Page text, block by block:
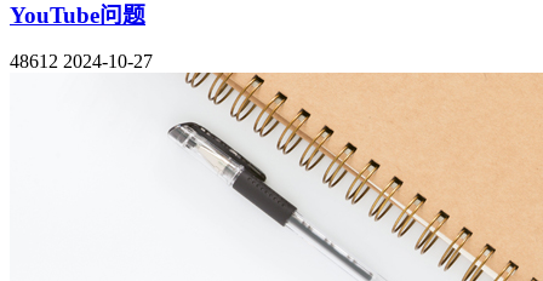
YouTube问题
48612 2024-10-27